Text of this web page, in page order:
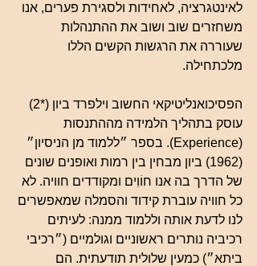
לאינטגרציה, לאחידות ולסגירת פערים, אנו
משחזרים שוב ושוב את ההתנהלות
שעוררה את הרגשות הקשים הללו
מלכתחילה.
הפסיכואנליטיקאי החשוב וילפרד ביון (*2)
עוסק בתהליך הלמידה מההתנסות
(Experience). בספר ״ללמוד מן הניסיון״
(1962) ביון מבחין בין רמות ואופנים שונים
של הדרך בה אנו חוֹוִים ומקודדים חוויה. לא
כל חוויה עוברת קידוד והסמלה שמאפשרים
לנו לדעת אותה וללמוד ממנה: לעיתים
רכיביה נותרים ראשוניים וגולמיים (״רכיבי
ביתא״) כמעין שלולית תודעתית. הם